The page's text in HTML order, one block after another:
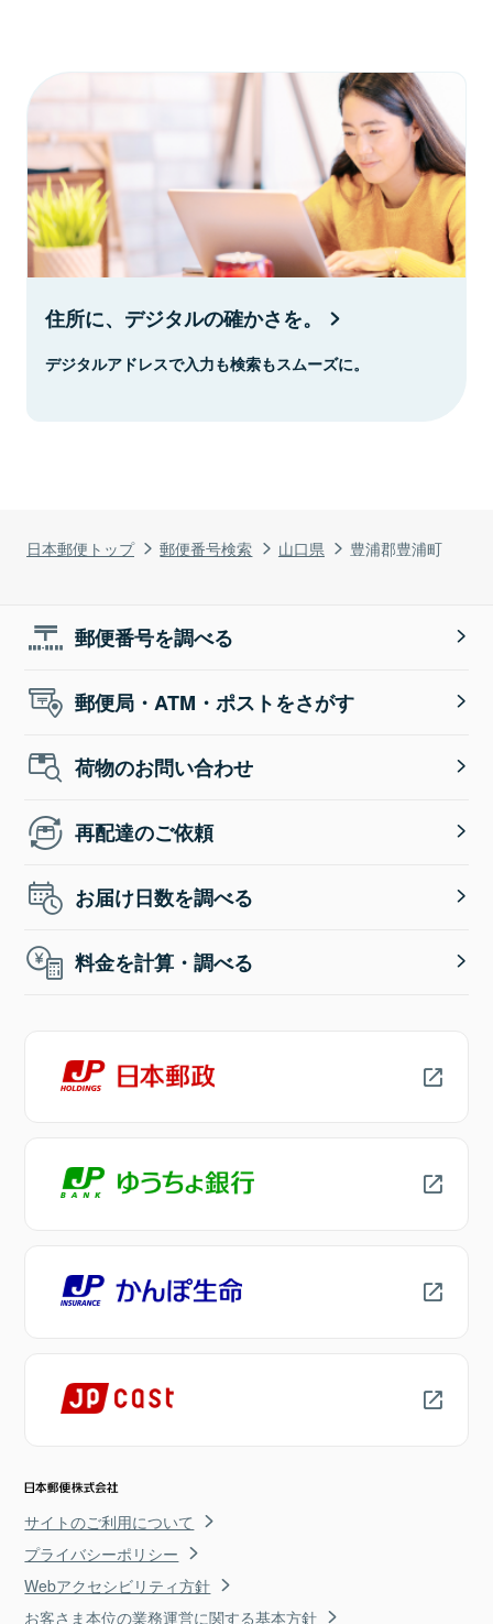
日本郵便トップ 郵便番号検索 山口県 豊浦郡豊浦町
住所に、デジタルの確かさを。
デジタルアドレスで入力も検索もスムーズに。
郵便番号を調べる
郵便局・ATM・ポストをさがす
荷物のお問い合わせ
再配達のご依頼
お届け日数を調べる
料金を計算・調べる
サイトのご利用について
プライバシーポリシー
Webアクセシビリティ方針
お客さま本位の業務運営に関する基本方針